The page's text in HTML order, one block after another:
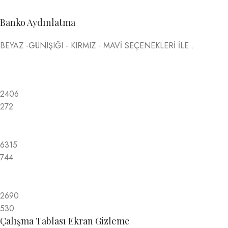
Banko Aydınlatma
BEYAZ -GÜNIŞIĞI - KIRMIZ - MAVİ SEÇENEKLERİ İLE..
2406
272
6315
744
2690
530
Çalışma Tablası Ekran Gizleme